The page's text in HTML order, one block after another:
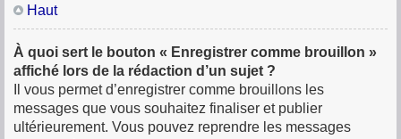
Haut
À quoi sert le bouton « Enregistrer comme brouillon »
affiché lors de la rédaction d’un sujet ?
Il vous permet d’enregistrer comme brouillons les
messages que vous souhaitez finaliser et publier
ultérieurement. Vous pouvez reprendre les messages